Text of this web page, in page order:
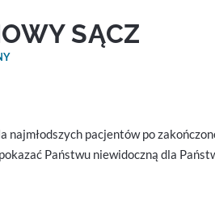
SĄCZ
najmłodszych pacjentów po
Państwu niewidoczną dla